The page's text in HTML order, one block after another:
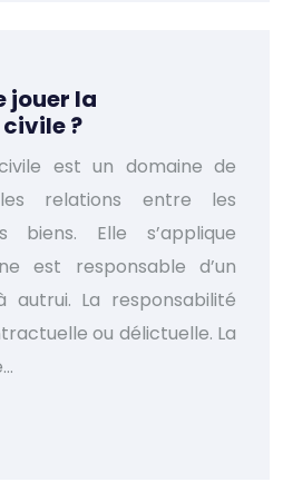
jouer la
?
est un domaine de
relations entre les
biens. Elle s’applique
est responsable d’un
autrui. La responsabilité
ou délictuelle. La